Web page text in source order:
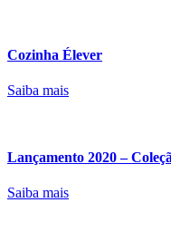
Cozinha Élever
Saiba mais
Lançamento 2020 –
Saiba mais